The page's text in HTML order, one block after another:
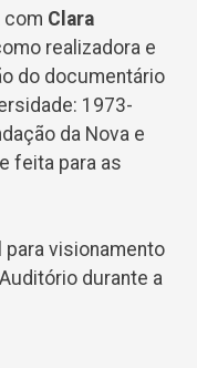
com Clara
realizadora e
do documentário
1973-
da Nova e
feita para as
visionamento
durante a